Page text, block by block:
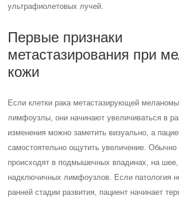
ультрафиолетовых лучей.
Первые признаки
метастазирования при
кожи
Если клетки рака метастазирующей
лимфоузлы, они начинают увеличиваться в
изменения можно заметить визуально, а
самостоятельно ощутить увеличение. Обычно
происходят в подмышечных впадинах, на
надключичных лимфоузлов. Если патология
ранней стадии развития, пациент начинает